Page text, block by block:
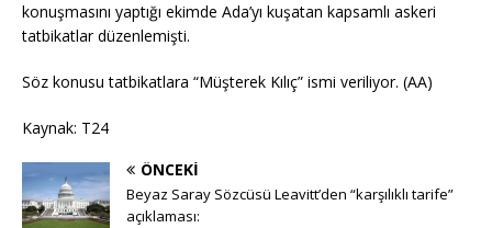
konuşmasını yaptığı ekimde Ada’yı kuşatan kapsamlı askeri
tatbikatlar düzenlemişti.
Söz konusu tatbikatlara “Müşterek Kılıç” ismi veriliyor. (AA)
Kaynak: T24
ÖNCEKI
Beyaz Saray Sözcüsü Leavitt’den “karşılıklı tarife”
açıklaması: